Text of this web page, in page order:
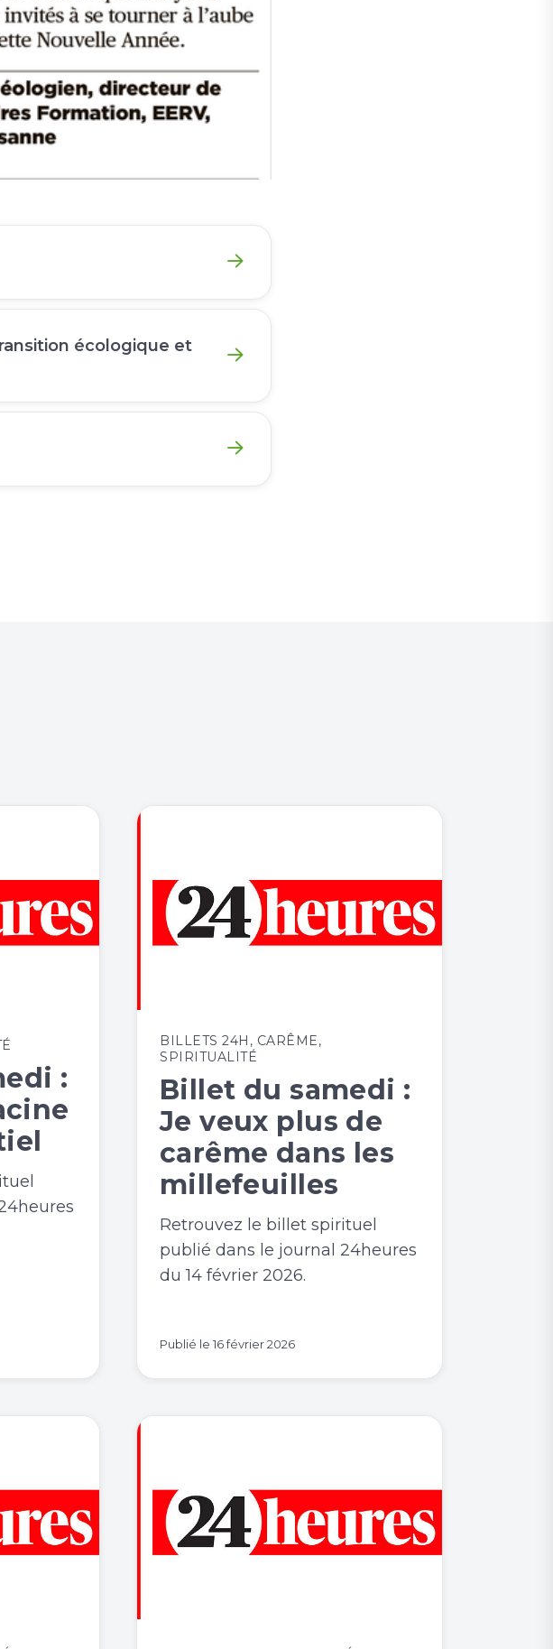
écologique et
:
BILLETS 24H , CARÊME,
SPIRITUALITÉ
Billet du samedi :
Je veux plus de
carême dans les
millefeuilles
Retrouvez le billet spirituel
publié dans le journal 24heures
du 14 février 2026.
Publié le 16 février 2026